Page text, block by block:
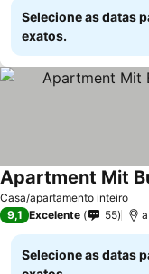
Selecione as datas
exatos.
Casa/apartamento inteiro
9,1 Excelente 55
Selecione as datas